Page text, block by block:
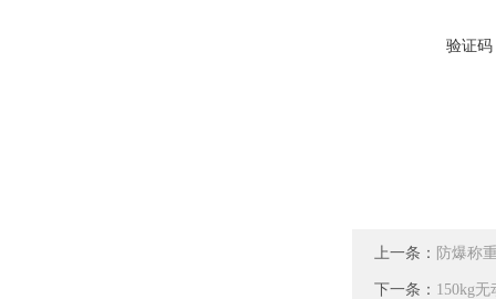
验证码
上一条： 防爆称
下一条： 150kg